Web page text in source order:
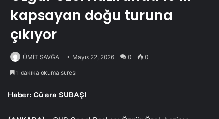
kapsayan doğu turuna
çıkıyor
ÜMİT SAVĞA Mayıs 22, 2026 0 0
1 dakika okuma süresi
Haber: Gülara SUBAŞI